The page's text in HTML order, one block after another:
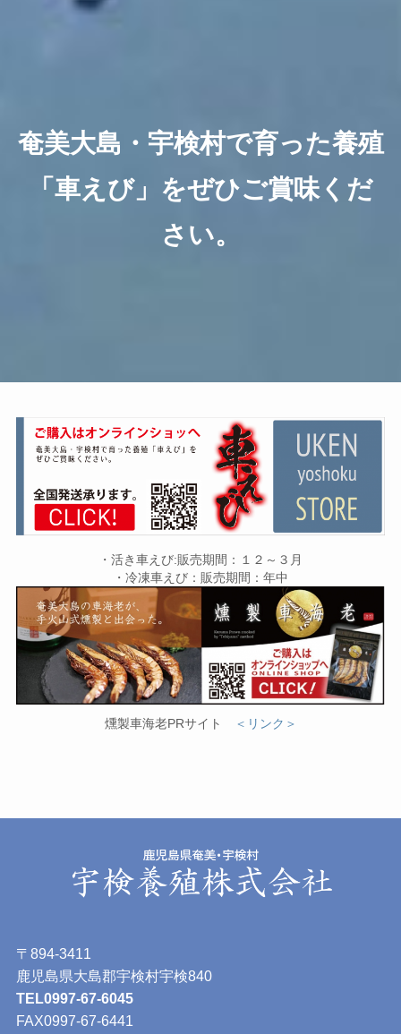
奄美大島・宇検村で育った養殖
「車えび」をぜひご賞味くだ
さい。
・活き車えび:販売期間：１２～３月
・冷凍車えび：販売期間：年中
燻製車海老PRサイト ＜リンク＞
〒894-3411
鹿児島県大島郡宇検村宇検840
TEL0997-67-6045
FAX0997-67-6441